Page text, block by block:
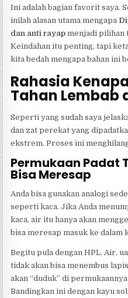
Ini adalah bagian favorit saya.
inilah alasan utama mengapa
dan anti rayap menjadi pilihan
Keindahan itu penting, tapi
kita bedah mengapa bahan ini
Rahasia
Tahan Lembab
Seperti yang sudah saya
dan zat perekat yang
ekstrem. Proses ini
Permukaan Padat
Bisa Meresap
Anda bisa gunakan analogi
seperti kaca. Jika Anda
kaca, air itu hanya akan
bisa meresap masuk ke dalam
Begitu pula dengan HPL. Air,
tidak akan bisa menembus
akan “duduk” di
Bandingkan ini dengan kayu